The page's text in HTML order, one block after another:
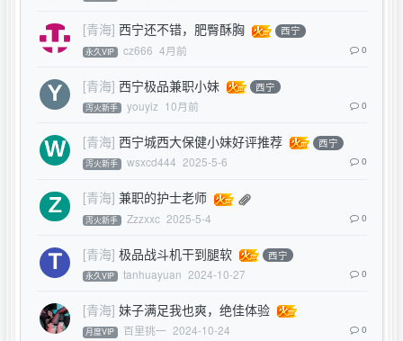
[青海] 西宁还不错，肥臀酥胸 西宁
永久VIP cz666 4月前 0
[青海] 西宁极品兼职小妹 西宁
泻火新手 youyiz 10月前 0
[青海] 西宁城西大保健小妹好评推荐 西宁
泻火新手 wsxcd444 2025-5-6 0
[青海] 兼职的护士老师
泻火新手 Zzzxxc 2025-5-4 0
[青海] 极品战斗机干到腿软 西宁
永久VIP tanhuayuan 2024-10-27 0
[青海] 妹子满足我也爽，绝佳体验
月度VIP 百里挑一 2024-10-24 0